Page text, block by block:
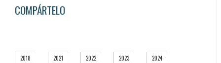
COMPÁRTELO
2018 2021 2022 2023 2024